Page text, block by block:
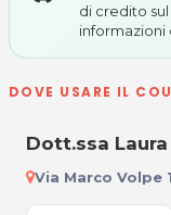
di credito
informazioni
DOVE USARE IL
Dott.ssa
Via Marco Volpe